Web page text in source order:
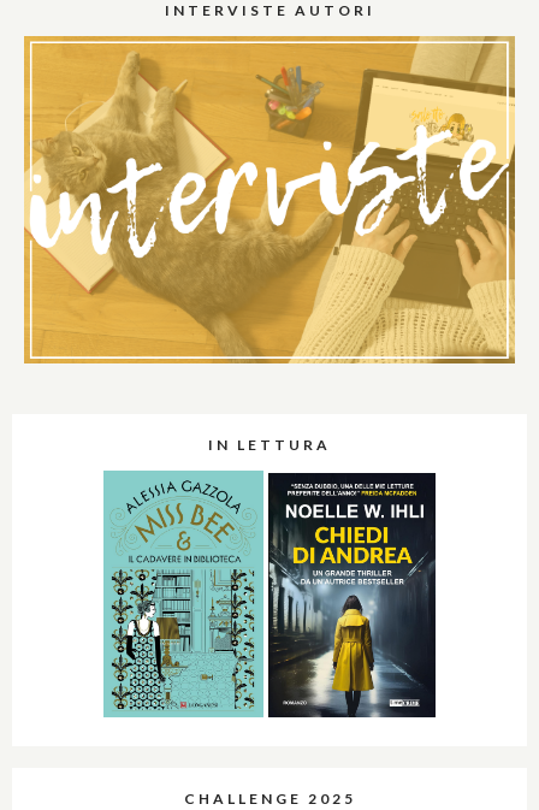
INTERVISTE AUTORI
IN LETTURA
CHALLENGE 2025